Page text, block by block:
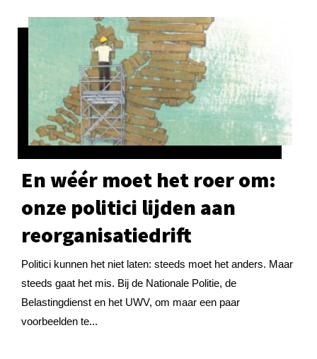
En wéér moet het roer om:
onze politici lijden aan
reorganisatiedrift
Politici kunnen het niet laten: steeds moet het anders. Maar
steeds gaat het mis. Bij de Nationale Politie, de
Belastingdienst en het UWV, om maar een paar
voorbeelden te...